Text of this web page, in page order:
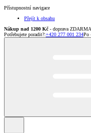
Přístupnostní navigace
Přejít k obsahu
Nákup nad 1200 Kč - doprava ZDARMA
Potřebujete poradit?:+420 277 001 234Po